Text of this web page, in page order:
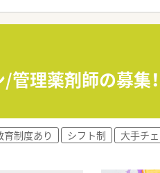
理薬剤師の募集
育制度あり シフト制 大手チ